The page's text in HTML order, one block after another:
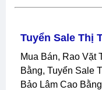
bằng cấp: đại học
*độ tuổi tối thiểu: 35
*độ tuổi tối đa: 45
hình thức trả